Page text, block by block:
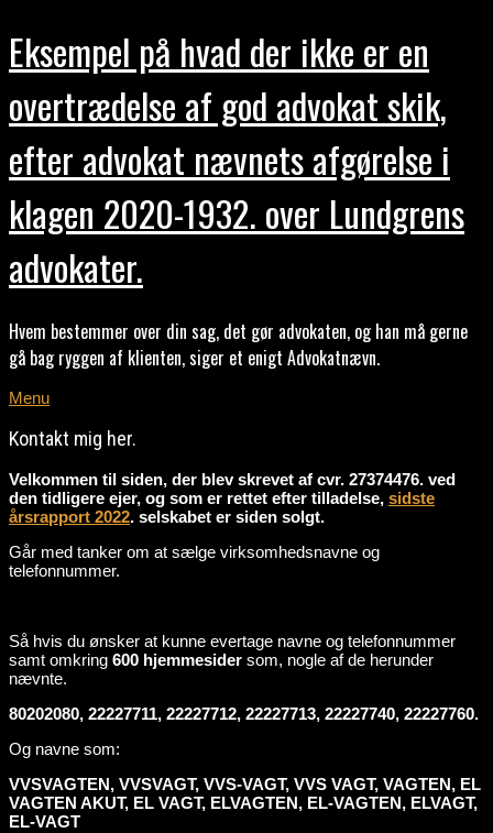
Eksempel på hvad der ikke er en
overtrædelse af god advokat skik,
efter advokat nævnets afgørelse i
klagen 2020-1932. over Lundgrens
advokater.
Hvem bestemmer over din sag, det gør advokaten, og han må gerne
gå bag ryggen af klienten, siger et enigt Advokatnævn.
Menu
Kontakt mig her.
Velkommen til siden, der blev skrevet af cvr. 27374476. ved
den tidligere ejer, og som er rettet efter tilladelse, sidste
årsrapport 2022. selskabet er siden solgt.
Går med tanker om at sælge virksomhedsnavne og
telefonnummer.
Så hvis du ønsker at kunne evertage navne og telefonnummer
samt omkring 600 hjemmesider som, nogle af de herunder
nævnte.
80202080, 22227711, 22227712, 22227713, 22227740, 22227760.
Og navne som:
VVSVAGTEN, VVSVAGT, VVS-VAGT, VVS VAGT, VAGTEN, EL
VAGTEN AKUT, EL VAGT, ELVAGTEN, EL-VAGTEN, ELVAGT,
EL-VAGT